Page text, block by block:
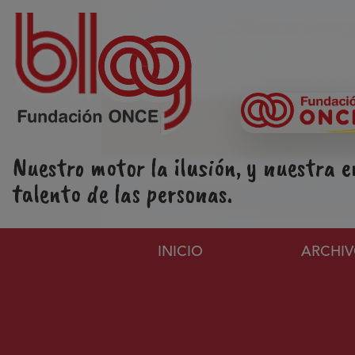
Pasar al contenido principal
Nuestro motor la ilusión, y nuestra
talento de las personas.
Navegación
INICIO